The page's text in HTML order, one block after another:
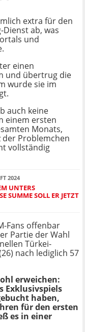
extra für den
ab, was
und
einen
und übertrug die
wurde sie im
auch keine
einem ersten
Monats,
Problemchen
vollständig
2024
UNTERS
SUMME SOLL ER JETZT
Fans offenbar
Partie der Wahl
Türkei-
nach lediglich 57
erweichen:
Exklusivspiels
haben,
für den ersten
es in einer